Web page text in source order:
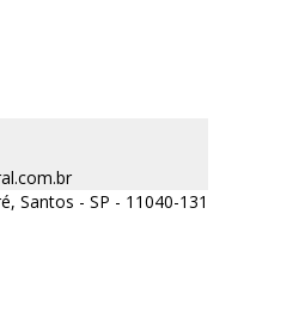
Santos - SP - 11040-131